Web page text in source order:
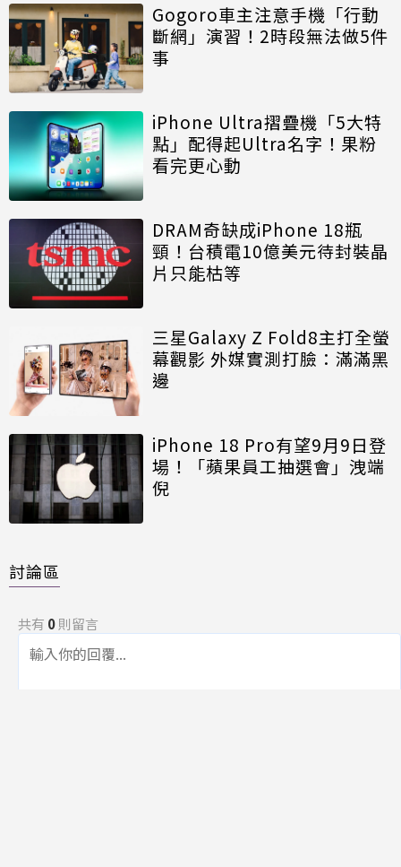
Gogoro車主注意手機「行動
斷網」演習！2時段無法做5件
事
iPhone Ultra摺疊機「5大特
點」配得起Ultra名字！果粉
看完更心動
DRAM奇缺成iPhone 18瓶
頸！台積電10億美元待封裝晶
片只能枯等
三星Galaxy Z Fold8主打全螢
幕觀影 外媒實測打臉：滿滿黑
邊
iPhone 18 Pro有望9月9日登
場！「蘋果員工抽選會」洩端
倪
討論區
共有 0則留言